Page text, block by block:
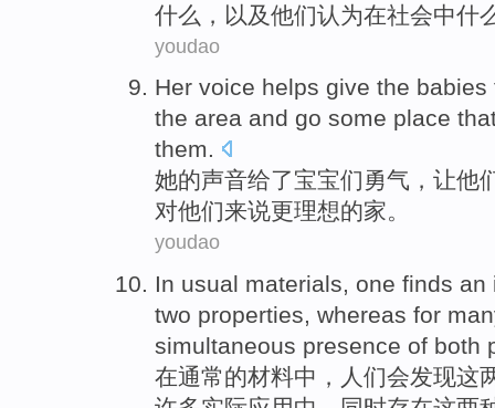
什么 ，以及他们认为在社会中什
youdao
Her voice helps give the babies
the area and go some place
them.
她的声音给了宝宝们勇气 ，让他
对他们来说更理想的家。
youdao
In usual materials, one finds an
two properties, whereas for
simultaneous presence of both
在通常的材料中， 人们会发现这